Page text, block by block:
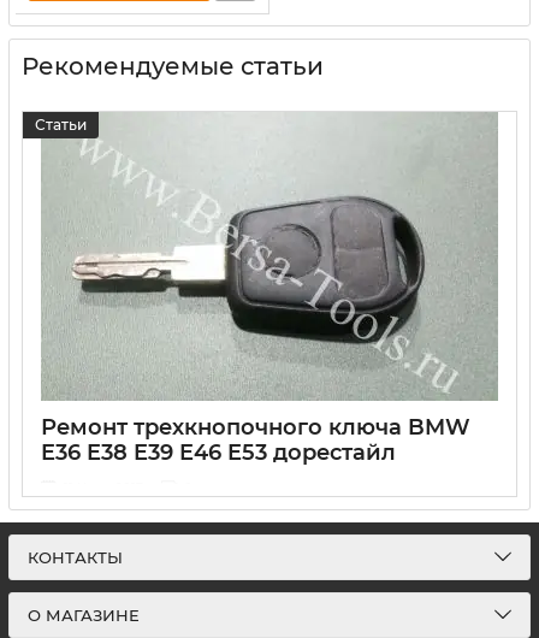
Рекомендуемые статьи
Статьи
Ремонт трехкнопочного ключа BMW
E36 E38 E39 E46 E53 дорестайл
Наверное сегодня у каждого владельца рестайлинговых
БМВ Е36 и дорестайлинговых E38 E39 E46 E53 выглядит
примерно так...
КОНТАКТЫ
О МАГАЗИНЕ